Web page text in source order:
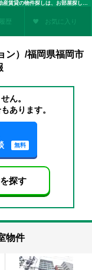
エンクレスト御供所（1112）（福岡県 福岡市博多区）の建物情報|不動産賃貸の物件探しは、お部屋探しのエイブル
歴 お気に入り
ン）/福岡県福岡市
ん。
あります。
無料
探す
物件